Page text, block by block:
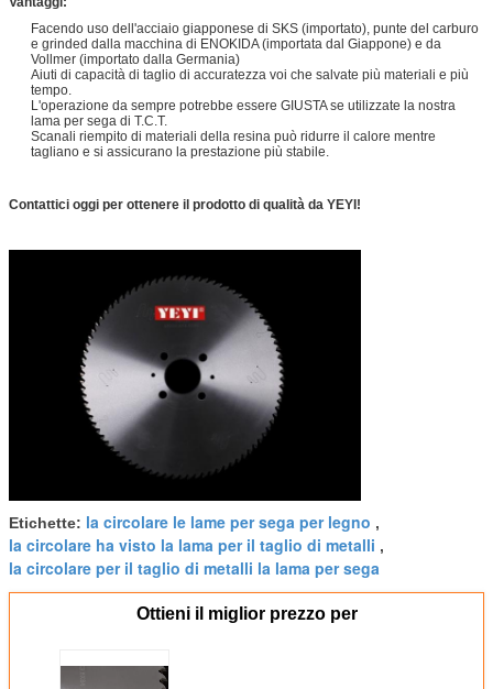
Facendo uso dell'acciaio giapponese di SKS (importato), punte del carburo
e grinded dalla macchina di ENOKIDA (importata dal Giappone) e da
Vollmer (importato dalla Germania)
Aiuti di capacità di taglio di accuratezza voi che salvate più materiali e più
tempo.
L'operazione da sempre potrebbe essere GIUSTA se utilizzate la nostra
lama per sega di T.C.T.
Scanali riempito di materiali della resina può ridurre il calore mentre
tagliano e si assicurano la prestazione più stabile.
Contattici oggi per ottenere il prodotto di qualità da YEYI!
Etichette: la circolare le lame per sega per legno ,
la circolare ha visto la lama per il taglio di metalli ,
la circolare per il taglio di metalli la lama per sega
Ottieni il miglior prezzo per